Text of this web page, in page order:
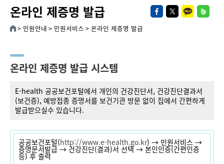
온라인 제증명 발급
민원안내 민원서비스 온라인 제증명 발급
온라인 제증명 발급 시스템
E-health 공공보건포털에서 개인의 건강진단서, 건강진단결과서
(보건증), 예방접종 증명서를 보건기관 방문 없이 집에서 간편하게
발급받으실수 있습니다.
공공보건포털(http://www.e-health.go.kr) → 민원서비스 →
증명문서발급 → 건강진단(결과)서 선택 → 본인인증(간편인증
등) 후 출력